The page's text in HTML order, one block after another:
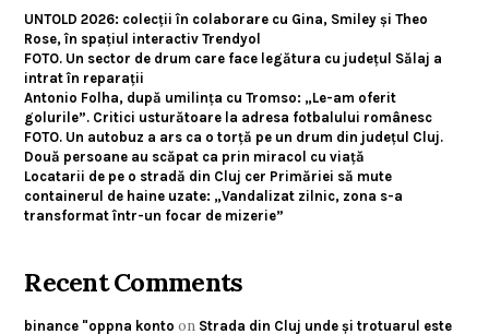
UNTOLD 2026: colecții în colaborare cu Gina, Smiley și Theo
Rose, în spațiul interactiv Trendyol
FOTO. Un sector de drum care face legătura cu județul Sălaj a
intrat în reparații
Antonio Folha, după umilința cu Tromso: „Le-am oferit
golurile”. Critici usturătoare la adresa fotbalului românesc
FOTO. Un autobuz a ars ca o torță pe un drum din județul Cluj.
Două persoane au scăpat ca prin miracol cu viață
Locatarii de pe o stradă din Cluj cer Primăriei să mute
containerul de haine uzate: „Vandalizat zilnic, zona s-a
transformat într-un focar de mizerie”
Recent Comments
binance "oppna konto on Strada din Cluj unde și trotuarul este